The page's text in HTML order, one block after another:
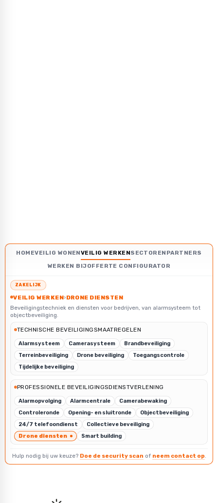
HOMEVEILIG WONENVEILIG WERKENSECTOREN PARTNERS
WERKEN BIJ OFFERTE CONFIGURATOR
VEILIG WERKEN›DRONE DIENSTEN
Beveiligingstechniek en diensten voor bedrijven, van alarmsysteem tot
objectbeveiliging.
ZAKELIJK
TECHNISCHE BEVEILIGINGSMAATREGELEN
Alarmsysteem
Camerasysteem
Brandbeveiliging
Terreinbeveiliging
Drone beveiliging
Toegangscontrole
Tijdelijke beveiliging
PROFESSIONELE BEVEILIGINGSDIENSTVERLENING
Alarmopvolging
Alarmcentrale
Camerabewaking
Controleronde
Opening- en sluitronde
Objectbeveiliging
24/7 telefoondienst
Collectieve beveiliging
Drone diensten
Smart building
Hulp nodig bij uw keuze? Doe de security scan of neem contact op